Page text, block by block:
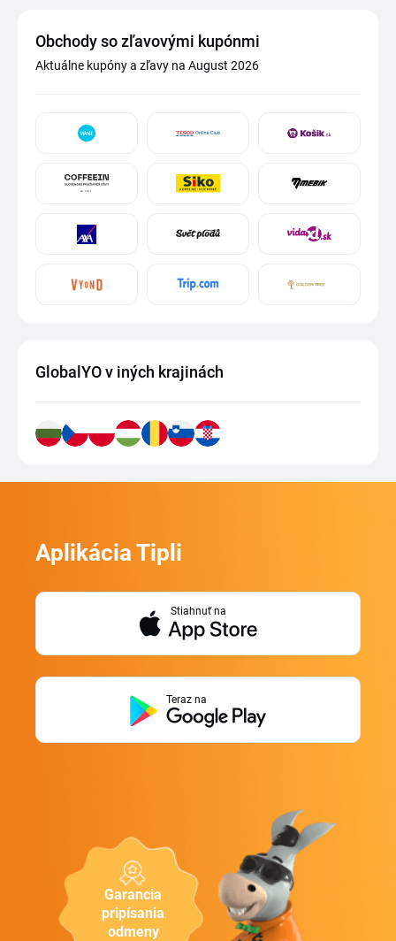
Obchody so zľavovými kupónmi
Aktuálne kupóny a zľavy na August 2026
GlobalYO v iných krajinách
Garancia
pripísania
odmeny
Aplikácia Tipli
Stiahnuť na
Teraz na